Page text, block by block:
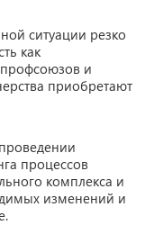
ситуации резко
как
профсоюзов и
приобретают
процессов
комплекса и
изменений и